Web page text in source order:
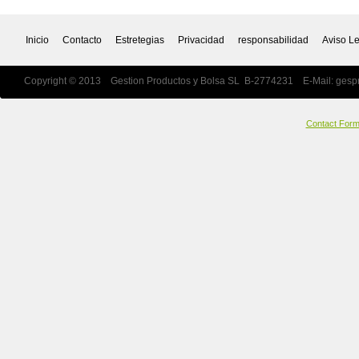
Inicio Contacto Estretegias Privacidad responsabilidad Aviso
Copyright © 2013 Gestion Productos y Bolsa SL B-2774231 E-Mail:
Contact Form